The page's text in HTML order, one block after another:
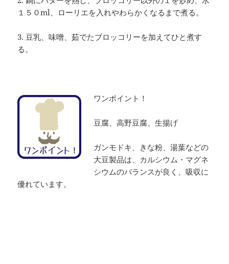
１５０ml、ローリエを入れやわらかくなるまで煮る。
3. 豆乳、味噌、茹でたブロッコリーを加えてひと煮す
る。
ワンポイント！
豆腐、高野豆腐、生揚げ
ガンモドキ、きな粉、湯葉などの
大豆製品は、カルシウム・マグネ
シウムのバランスが良く、吸収に
優れています。